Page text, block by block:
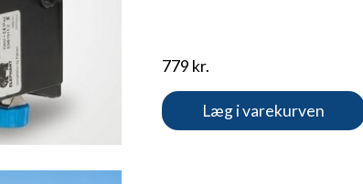
779 kr.
Læg i varekurven